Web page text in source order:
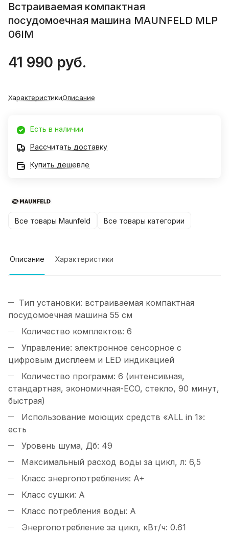
Bстраиваемая компактная
посудомоечная машина MAUNFELD MLP
06IM
41 990 руб.
ХарактеристикиОписание
Есть в наличии
Рассчитать доставку
Купить дешевле
Все товары Maunfeld Все товары категории
Описание Характеристики
Тип установки: встраиваемая компактная
посудомоечная машина 55 см
Количество комплектов: 6
Управление: электронное сенсорное с
цифровым дисплеем и LED индикацией
Количество программ: 6 (интенсивная,
стандартная, экономичная-ECO, стекло, 90 минут,
быстрая)
Использование моющих средств «ALL in 1»:
есть
Уровень шума, Дб: 49
Максимальный расход воды за цикл, л: 6,5
Класс энергопотребления: A+
Класс сушки: A
Класс потребления воды: A
Энергопотребление за цикл, кВт/ч: 0.61